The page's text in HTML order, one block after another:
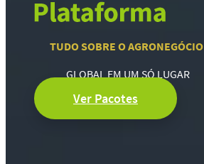
TUDO SOBRE O AGRONEGÓCIO
GLOBAL EM UM SÓ LUGAR
Ver Pacotes